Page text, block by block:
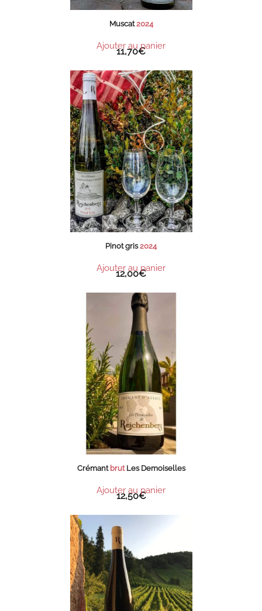
Muscat2024
11,70€
Ajouter au panier
Pinot gris2024
12,00€
Ajouter au panier
Crémant brutLes Demoiselles
12,50€
Ajouter au panier